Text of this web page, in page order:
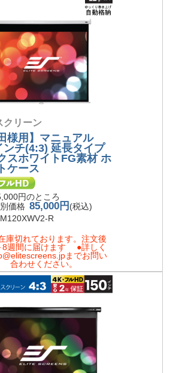
クリーン
様用】マニュアル
ンチ(4:3) 延長タイプ
スホワイトFG素材 ホ
ケース
円のところ
価格 85,000円 (税込)
R
庫切れております。注文後
8週間に届けます ●詳しく
までお問い
合わせください。